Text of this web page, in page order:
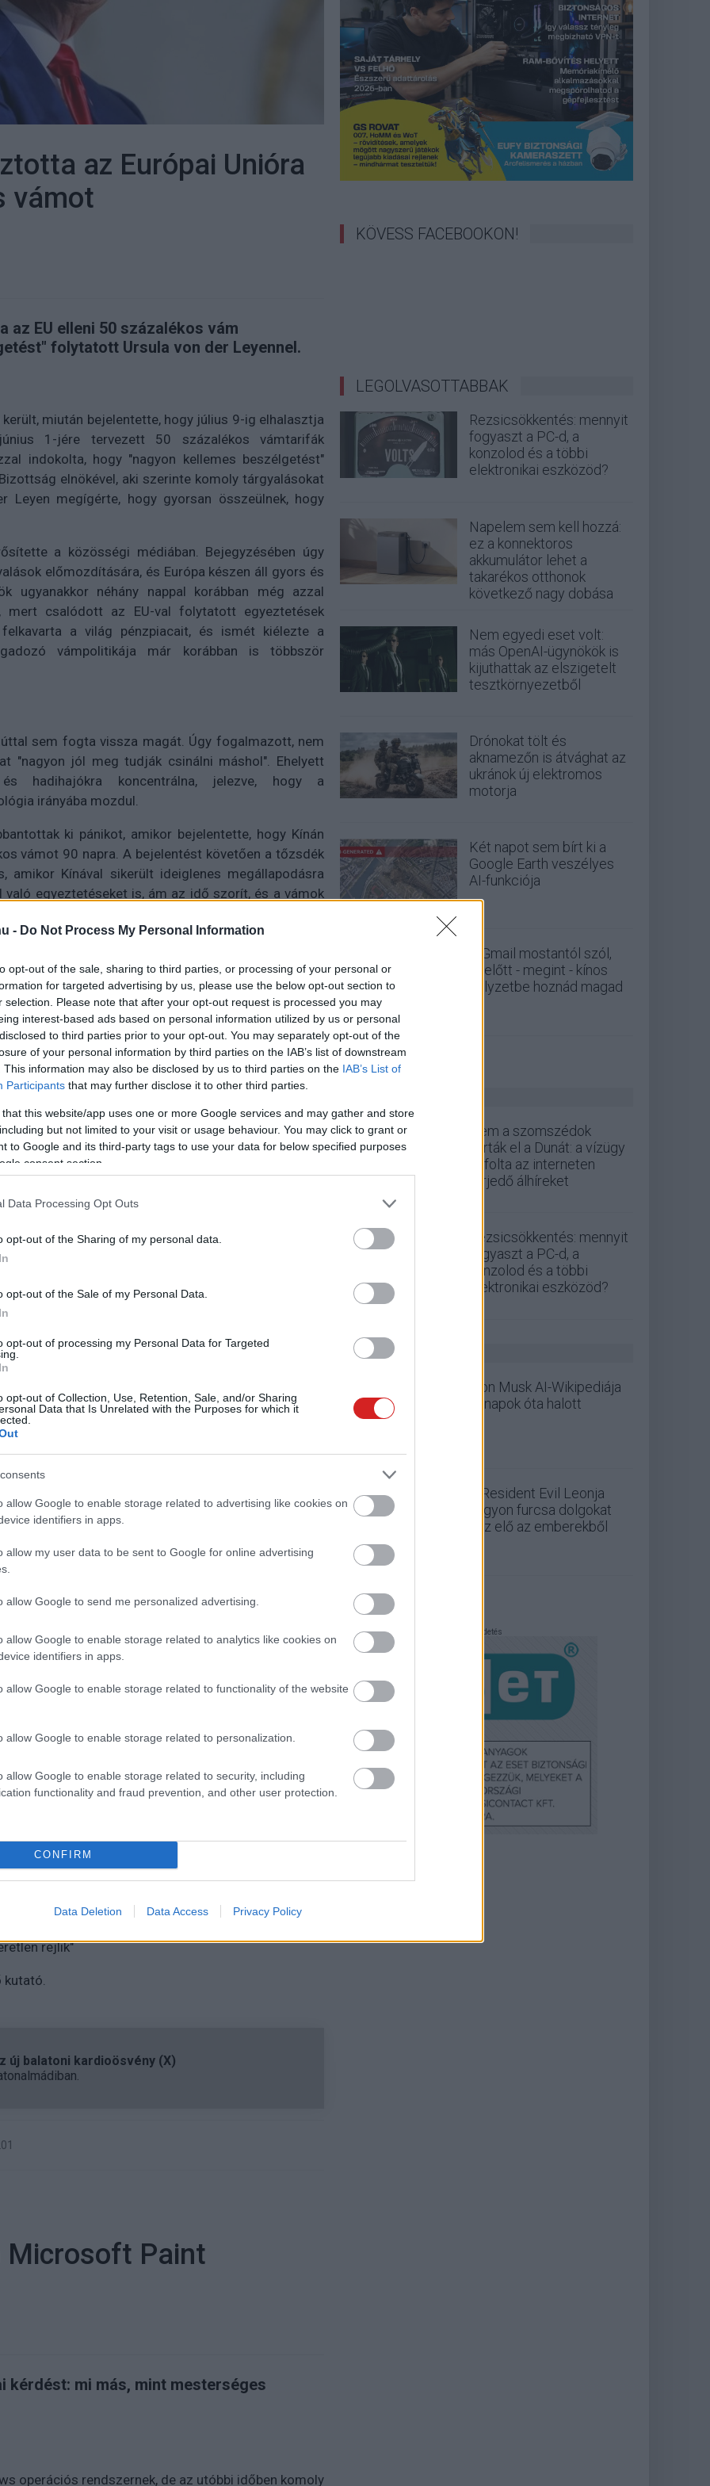
- Do Not Process My Personal Information
opt-out of the sale, sharing to third parties, or processing of your personal or
for targeted advertising by us, please use the below opt-out section to
selection. Please note that after your opt-out request is processed you may
interest-based ads based on personal information utilized by us or personal
to third parties prior to your opt-out. You may separately opt-out of the
of your personal information by third parties on the IAB’s list of downstream
This information may also be disclosed by us to third parties on the IAB’s List of
Participants that may further disclose it to other third parties.
that this website/app uses one or more Google services and may gather and store
but not limited to your visit or usage behaviour. You may click to grant or
to Google and its third-party tags to use your data for below specified purposes
consent section.
Data Processing Opt Outs
opt-out of the Sharing of my personal data.
opt-out of the Sale of my Personal Data.
opt-out of processing my Personal Data for Targeted
opt-out of Collection, Use, Retention, Sale, and/or Sharing
Data that Is Unrelated with the Purposes for which it
allow Google to enable storage related to advertising like cookies on
identifiers in apps.
allow my user data to be sent to Google for online advertising
allow Google to send me personalized advertising.
allow Google to enable storage related to analytics like cookies on
identifiers in apps.
allow Google to enable storage related to functionality of the website
allow Google to enable storage related to personalization.
allow Google to enable storage related to security, including
functionality and fraud prevention, and other user protection.
CONFIRM
Data Deletion Data Access Privacy Policy
az Európai Unióra
vámot
az EU elleni 50 százalékos vám
folytatott Ursula von der Leyennel.
miután bejelentette, hogy július 9-ig elhalasztja
1-jére tervezett 50 százalékos vámtarifák
indokolta, hogy "nagyon kellemes beszélgetést"
elnökével, aki szerinte komoly tárgyalásokat
Leyen megígérte, hogy gyorsan összeülnek, hogy
a közösségi médiában. Bejegyzésében úgy
előmozdítására, és Európa készen áll gyors és
ugyanakkor néhány nappal korábban még azzal
mert csalódott az EU-val folytatott egyeztetések
a világ pénzpiacait, és ismét kiélezte a
vámpolitikája már korábban is többször
sem fogta vissza magát. Úgy fogalmazott, nem
"nagyon jól meg tudják csinálni máshol". Ehelyett
és hadihajókra koncentrálna, jelezve, hogy a
irányába mozdul.
ki pánikot, amikor bejelentette, hogy Kínán
vámot 90 napra. A bejelentést követően a tőzsdék
amikor Kínával sikerült ideiglenes megállapodásra
való egyeztetéseket is, ám az idő szorít, és a vámok
felett lebeg.
új balatoni kardioösvény (X)
Tetszik
lévő új égitestet
elképzeltük rendszerünket.
nevet viselő jeges objektum felforgathatja
A kutatók szerint ez az égitest akár a Plútó távoli
több mint 1600-szor messzebb van a
is 44,5-szeres távolságra kering bolygónkhoz
pályája, amelyen 25 000 földi év alatt tesz meg
a Plútó mindössze 248 év alatt teljesít egy ilyen
hogyan került ez az égitest ilyen távoli pályára -
lökte ki, vagy a Naprendszer külső peremén
felhőt ősi, jeges objektumokból álló gömbként
bizonyítani.
Csillagászati Unió Kisbolygóközpontja. A
így könnyen lehet, hogy törpebolygóként
Plútóhoz.
egyre távolabbi részeit is kutathatjuk, a saját
rejlik"
kutató.
új balatoni kardioösvény (X)
Microsoft Paint
mi más, mint mesterséges
operációs rendszernek, de az utóbbi időben komoly
KÖVESS FACEBOOKON!
LEGOLVASOTTABBAK
Rezsicsökkentés: mennyit
fogyaszt a PC-d, a
konzolod és a többi
elektronikai eszközöd?
Napelem sem kell hozzá:
ez a konnektoros
akkumulátor lehet a
takarékos otthonok
következő nagy dobása
Nem egyedi eset volt:
más OpenAI-ügynökök is
kijuthattak az elszigetelt
tesztkörnyezetből
Drónokat tölt és
aknamezőn is átvághat az
ukránok új elektromos
motorja
Két napot sem bírt ki a
Google Earth veszélyes
AI-funkciója
A Gmail mostantól szól,
mielőtt - megint - kínos
helyzetbe hoznád magad
Nem a szomszédok
zárták el a Dunát: a vízügy
cáfolta az interneten
terjedő álhíreket
Rezsicsökkentés: mennyit
fogyaszt a PC-d, a
konzolod és a többi
elektronikai eszközöd?
GS HÍREK
Elon Musk AI-Wikipediája
hónapok óta halott
A Resident Evil Leonja
nagyon furcsa dolgokat
hoz elő az emberekből
Hirdetés